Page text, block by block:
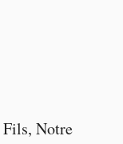
Fils, Notre